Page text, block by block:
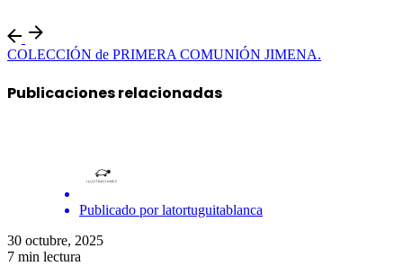
COLECCIÓN de PRIMERA COMUNIÓN JIMENA.
Publicaciones relacionadas
Publicado por latortuguitablanca
30 octubre, 2025
7 min lectura